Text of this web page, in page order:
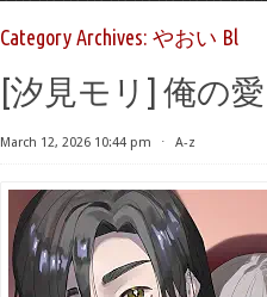
Category Archives: やおい Bl
[汐見モリ] 俺の
March 12, 2026 10:44 pm ⋅ A-z